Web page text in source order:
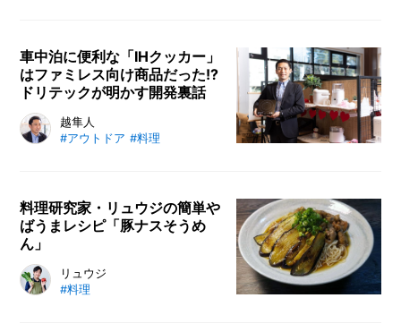
は、どんな材料を用意して作られた
のでしょうか。必見です。
車中泊に便利な「IHクッカー」
はファミレス向け商品だった!?
ドリテックが明かす開発裏話
車中泊に便利だとSNSで話題の「コ
ンパクト IHクッカー」。持ち運び
に生まれたかのよう。だが、企画・
開発のドリテックによれば、元はフ
ァミレス用のコンロとして開発した
商品だという。ニッチなこだわりを
追求したからこその思わぬヒットに
越隼人
#アウトドア #料理
料理研究家・リュウジの簡単や
ばうまレシピ「豚ナスそうめ
ん」
料理研究家・リュウジさんのレシピ
連載。今回は、旬のナスを使った夏
リュウジ
#料理